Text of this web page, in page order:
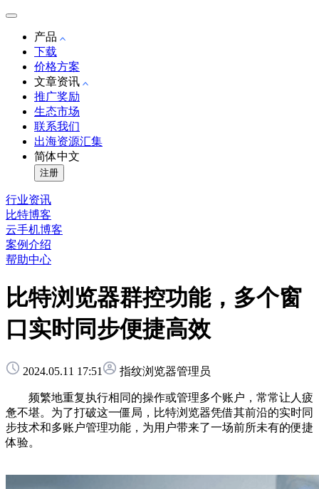
产品
下载
价格方案
文章资讯
推广奖励
生态市场
联系我们
出海资源汇集
简体中文
注册
行业资讯
比特博客
云手机博客
案例介绍
帮助中心
比特浏览器群控功能，多个窗
口实时同步便捷高效
2024.05.11 17:51 指纹浏览器管理员
频繁地重复执行相同的操作或管理多个账户，常常让人疲
惫不堪。为了打破这一僵局，比特浏览器凭借其前沿的实时同
步技术和多账户管理功能，为用户带来了一场前所未有的便捷
体验。